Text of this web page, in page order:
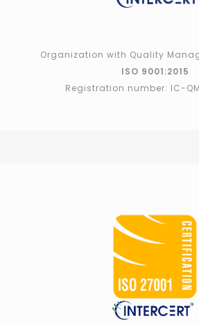
Organization with Quality
ISO 9001:2015
Registration number: IC-